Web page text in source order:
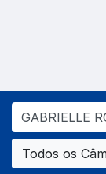
Todos os